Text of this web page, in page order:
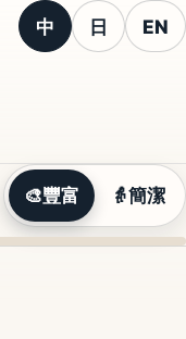
中 日 EN
🎨豐富 👵簡潔